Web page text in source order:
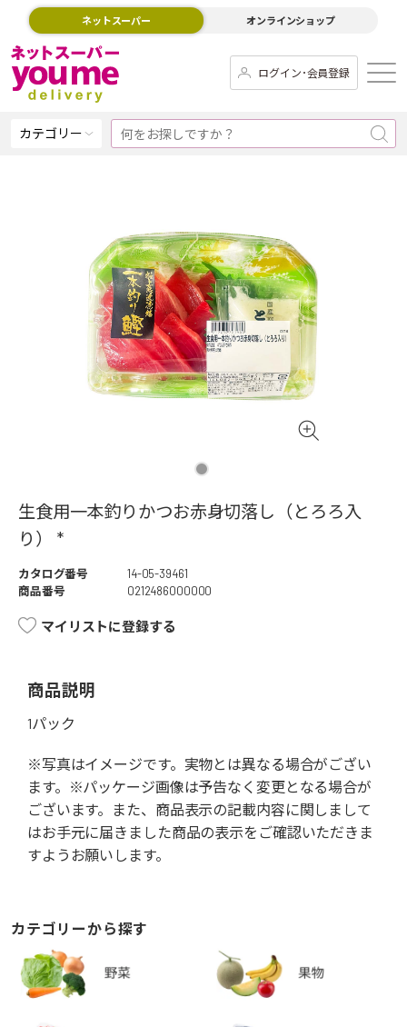
ネットスーパー オンラインショップ
ログイン･会員登録
カテゴリー
生食用一本釣りかつお赤身切落し（とろろ入
り） *
カタログ番号
14-05-39461
商品番号
0212486000000
マイリストに登録する
商品説明
1パック
※写真はイメージです。実物とは異なる場合がござい
ます。※パッケージ画像は予告なく変更となる場合が
ございます。また、商品表示の記載内容に関しまして
はお手元に届きました商品の表示をご確認いただきま
すようお願いします。
カテゴリーから探す